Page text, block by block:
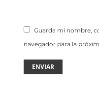
Guarda mi nombre,
navegador para la